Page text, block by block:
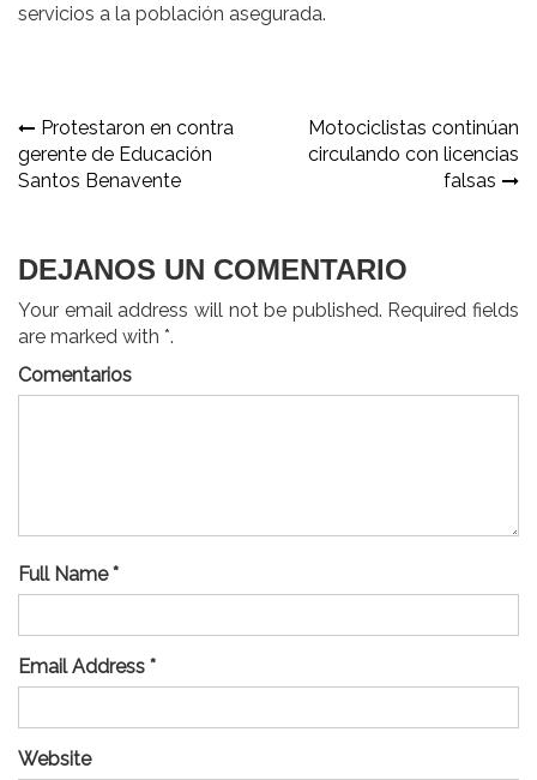
servicios a la población asegurada.
Navegación
de
Protestaron en contra
gerente de Educación
Santos Benavente
Motociclistas continúan
circulando con licencias
falsas
DEJANOS UN COMENTARIO
Your email address will not be published. Required fields
are marked with *.
Comentarios
Full Name *
Email Address *
Website